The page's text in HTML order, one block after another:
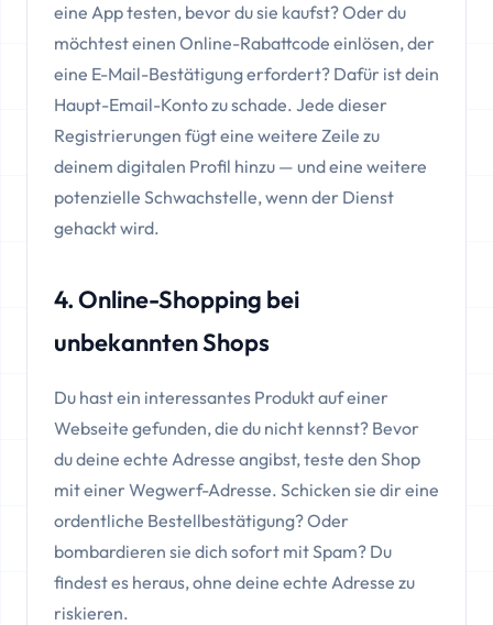
eine App testen, bevor du sie kaufst? Oder du
möchtest einen Online-Rabattcode einlösen, der
eine E-Mail-Bestätigung erfordert? Dafür ist dein
Haupt-Email-Konto zu schade. Jede dieser
Registrierungen fügt eine weitere Zeile zu
deinem digitalen Profil hinzu — und eine weitere
potenzielle Schwachstelle, wenn der Dienst
gehackt wird.
4. Online-Shopping bei
unbekannten Shops
Du hast ein interessantes Produkt auf einer
Webseite gefunden, die du nicht kennst? Bevor
du deine echte Adresse angibst, teste den Shop
mit einer Wegwerf-Adresse. Schicken sie dir eine
ordentliche Bestellbestätigung? Oder
bombardieren sie dich sofort mit Spam? Du
findest es heraus, ohne deine echte Adresse zu
riskieren.